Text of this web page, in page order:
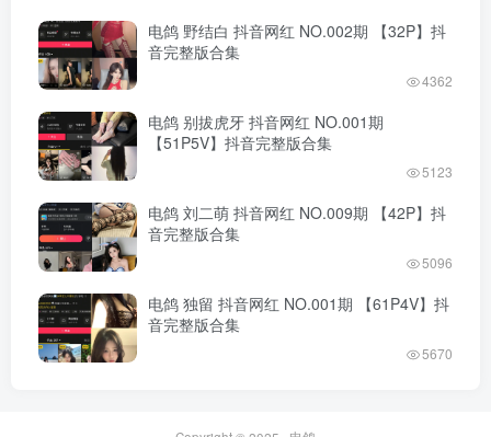
电鸽 野结白 抖音网红 NO.002期 【32P】抖
音完整版合集
4362
电鸽 别拔虎牙 抖音网红 NO.001期
【51P5V】抖音完整版合集
5123
电鸽 刘二萌 抖音网红 NO.009期 【42P】抖
音完整版合集
5096
电鸽 独留 抖音网红 NO.001期 【61P4V】抖
音完整版合集
5670